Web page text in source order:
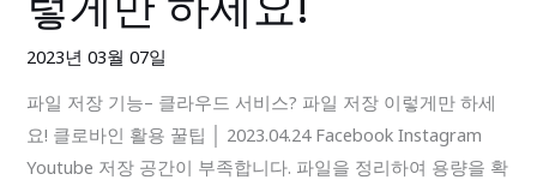
2023년 03월 07일
파일 저장 기능– 클라우드 서비스? 파일 저장 이렇게만 하세
요! 클로바인 활용 꿀팁 │ 2023.04.24 Facebook Instagram
Youtube 저장 공간이 부족합니다. 파일을 정리하여 용량을 확
기
클
라
우